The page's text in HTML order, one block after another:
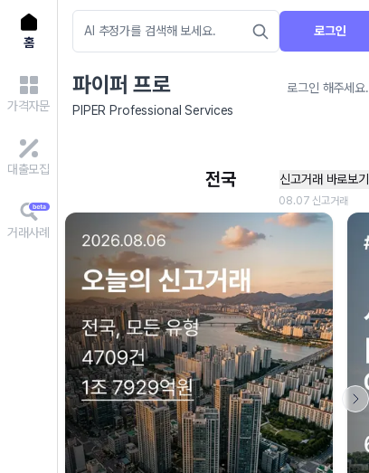
홈
가격자문
대출모집
거래사례
로그인
파이퍼 프로
로그인 해주세요.
PIPER Professional Services